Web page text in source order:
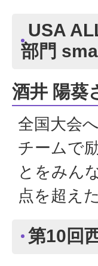
USA
部門
酒井 陽葵
全国大会
チームで
とをみん
点を超え
第10回